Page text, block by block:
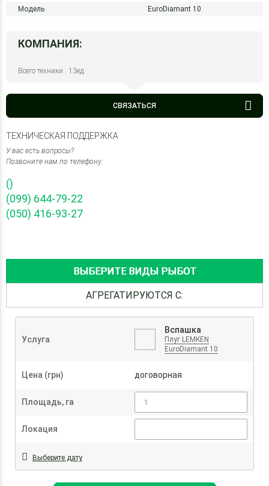
Модель
EuroDiamant 10
КОМПАНИЯ:
Всего техники : 13ед.
СВЯЗАТЬСЯ
ТЕХНИЧЕСКАЯ ПОДДЕРЖКА
У вас есть вопросы?
Позвоните нам по телефону:
()
(099) 644-79-22
(050) 416-93-27
ВЫБЕРИТЕ ВИДЫ РЫБОТ
АГРЕГАТИРУЮТСЯ С:
Услуга
Вспашка
Плуг LEMKEN
EuroDiamant 10
Цена (грн) договорная
Площадь, га
Локация
Выберите дату